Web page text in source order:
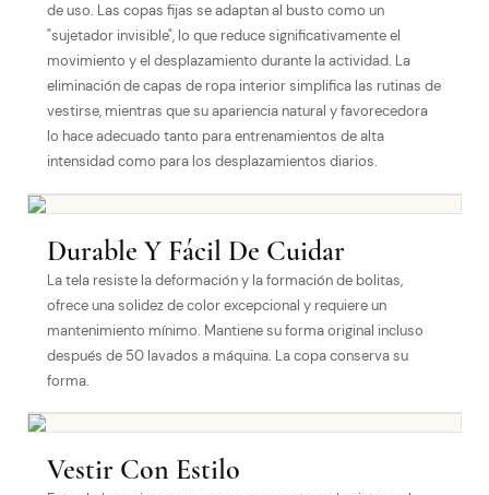
de uso. Las copas fijas se adaptan al busto como un
"sujetador invisible", lo que reduce significativamente el
movimiento y el desplazamiento durante la actividad. La
eliminación de capas de ropa interior simplifica las rutinas de
vestirse, mientras que su apariencia natural y favorecedora
lo hace adecuado tanto para entrenamientos de alta
intensidad como para los desplazamientos diarios.
Durable Y Fácil De Cuidar
La tela resiste la deformación y la formación de bolitas,
ofrece una solidez de color excepcional y requiere un
mantenimiento mínimo. Mantiene su forma original incluso
después de 50 lavados a máquina. La copa conserva su
forma.
Vestir Con Estilo